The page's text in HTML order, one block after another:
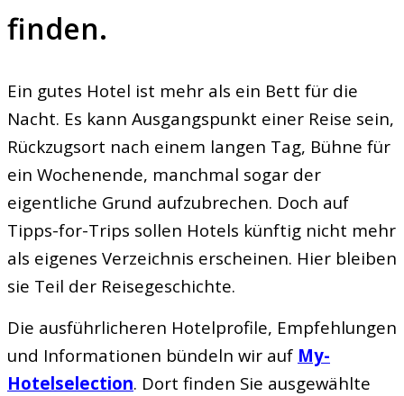
finden.
Ein gutes Hotel ist mehr als ein Bett für die
Nacht. Es kann Ausgangspunkt einer Reise sein,
Rückzugsort nach einem langen Tag, Bühne für
ein Wochenende, manchmal sogar der
eigentliche Grund aufzubrechen. Doch auf
Tipps-for-Trips sollen Hotels künftig nicht mehr
als eigenes Verzeichnis erscheinen. Hier bleiben
sie Teil der Reisegeschichte.
Die ausführlicheren Hotelprofile, Empfehlungen
und Informationen bündeln wir auf My-
Hotelselection. Dort finden Sie ausgewählte